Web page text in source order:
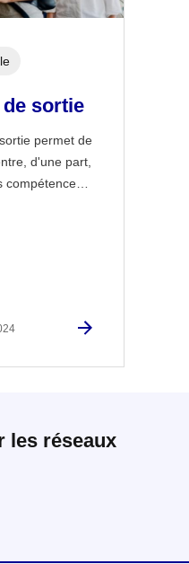
sortie
permet de
d'une part,
compétence…
les réseaux
sur YouTube